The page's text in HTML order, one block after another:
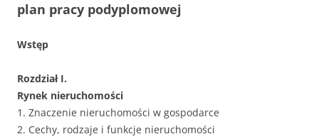
plan pracy podyplomowej
Wstęp
Rozdział I.
Rynek nieruchomości
1. Znaczenie nieruchomości w gospodarce
2. Cechy, rodzaje i funkcje nieruchomości